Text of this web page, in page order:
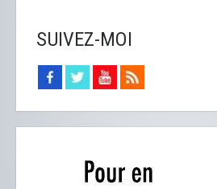
SUIVEZ-MOI